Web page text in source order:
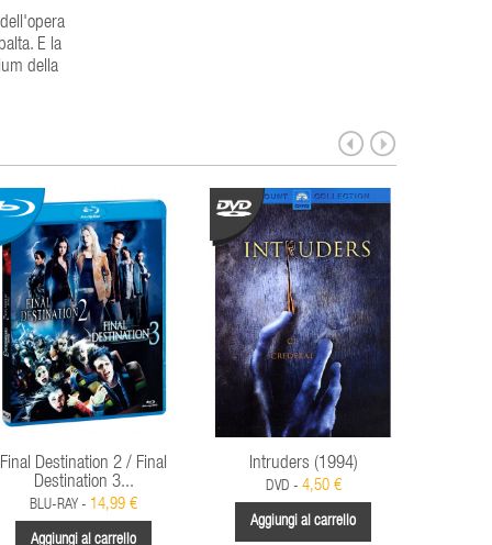
E la
della
Final Destination 2 / Final
Destination 3...
BLU-RAY - 14,99 €
Aggiungi al carrello
Intruders (1994)
DVD - 4,50 €
Aggiungi al carrello